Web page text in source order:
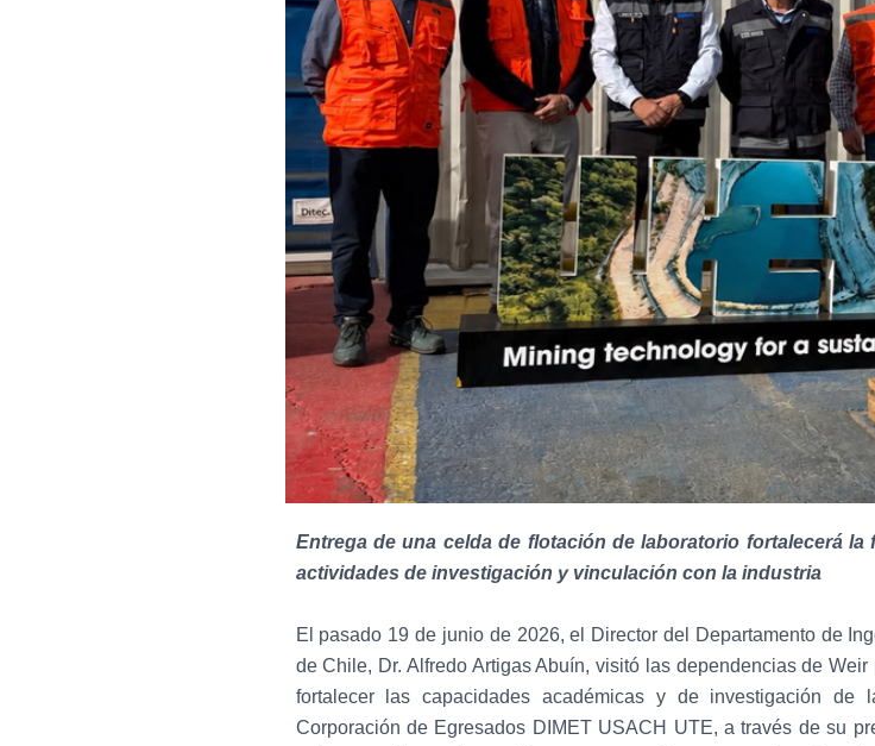
Entrega de una celda de flotación de laboratorio fortalecerá
actividades de investigación y vinculación con la industria
El pasado 19 de junio de 2026, el Director del Departamento de
de Chile, Dr. Alfredo Artigas Abuín, visitó las dependencias de
fortalecer las capacidades académicas y de investigación
Corporación de Egresados DIMET USACH UTE, a través de su